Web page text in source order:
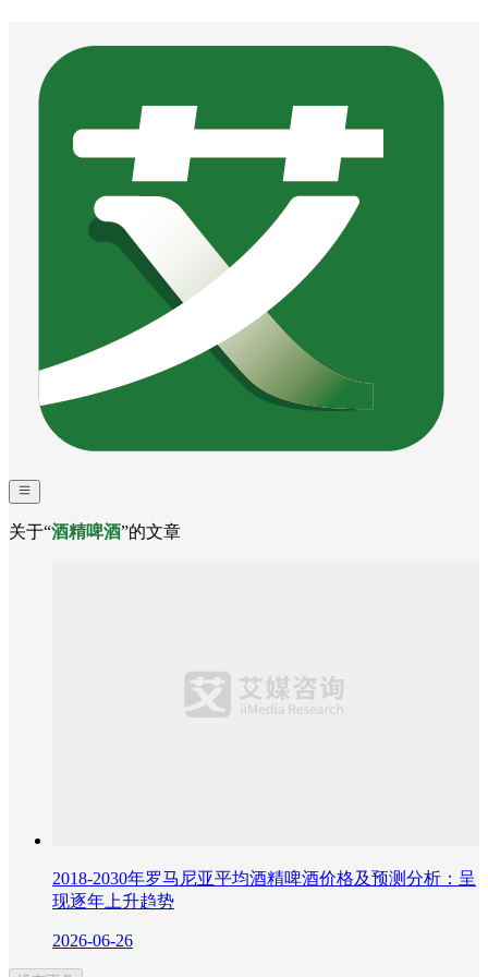
关于“酒精啤酒”的文章
2018-2030年罗马尼亚平均酒精啤酒价格及预测分析：呈
现逐年上升趋势
2026-06-26